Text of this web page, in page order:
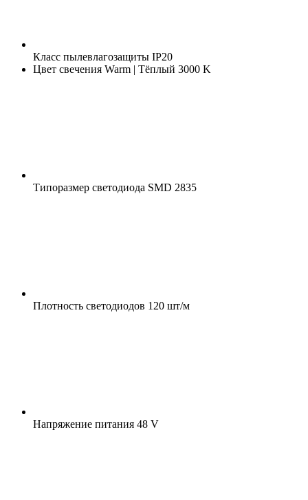
Класс пылевлагозащиты IP20
Цвет свечения Warm | Тёплый 3000 K
Типоразмер светодиода SMD 2835
Плотность светодиодов 120 шт/м
Напряжение питания 48 V